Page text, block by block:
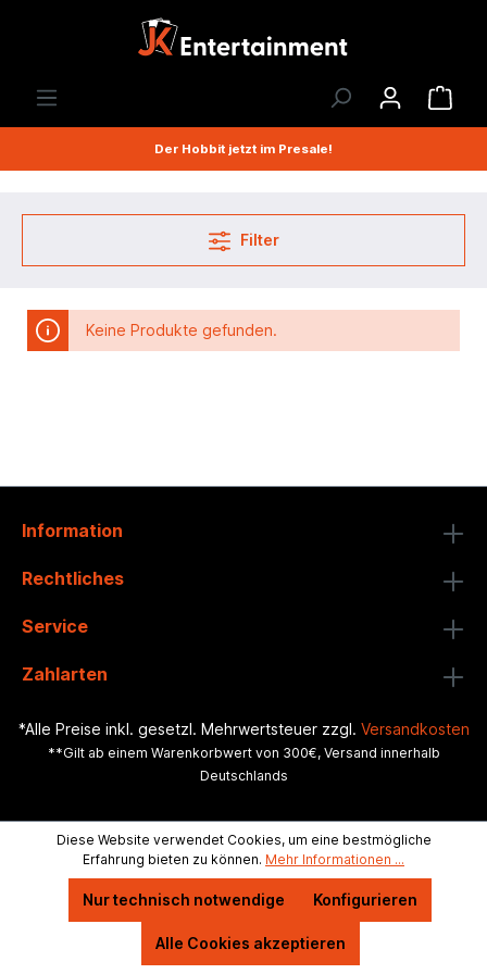
Der Hobbit jetzt im Presale!
Filter
Keine Produkte gefunden.
Information
Rechtliches
Service
Zahlarten
*Alle Preise inkl. gesetzl. Mehrwertsteuer zzgl. Versandkosten
**Gilt ab einem Warenkorbwert von 300€, Versand innerhalb
Deutschlands
Diese Website verwendet Cookies, um eine bestmögliche
Erfahrung bieten zu können. Mehr Informationen ...
Nur technisch notwendige Konfigurieren
Alle Cookies akzeptieren